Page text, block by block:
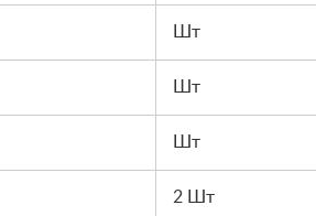
Шт
Шт
Шт
2 Шт